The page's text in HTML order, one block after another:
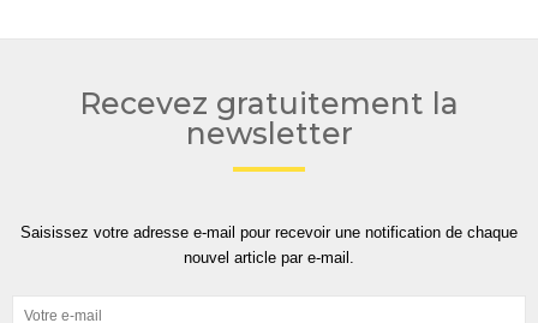
Recevez gratuitement la
newsletter
Saisissez votre adresse e-mail pour recevoir une notification de chaque
nouvel article par e-mail.